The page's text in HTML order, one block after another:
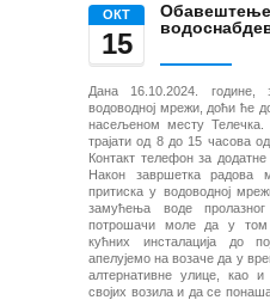
ОКТ
15
Дана 16.10.2024.
водоводној мрежи, доћи ће
насељеном месту Телечка.
трајати од 8 до 15 часова
Контакт телефон за
Након завршетка радова
притиска у водоводној
замућења воде
потрошачи моле да у том
кућних инсталација до
апелујемо на возаче да у
алтернативне улице, као
својих возила и да се